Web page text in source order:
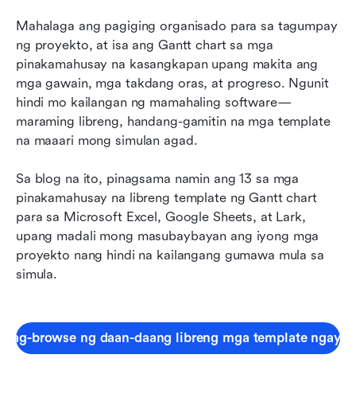
Mahalaga ang pagiging organisado para sa tagumpay
ng proyekto, at isa ang Gantt chart sa mga
pinakamahusay na kasangkapan upang makita ang
mga gawain, mga takdang oras, at progreso. Ngunit
hindi mo kailangan ng mamahaling software—
maraming libreng, handang-gamitin na mga template
na maaari mong simulan agad.
Sa blog na ito, pinagsama namin ang 13 sa mga
pinakamahusay na libreng template ng Gantt chart
para sa Microsoft Excel, Google Sheets, at Lark,
upang madali mong masubaybayan ang iyong mga
proyekto nang hindi na kailangang gumawa mula sa
simula.
Mag-browse ng daan-daang libreng mga template ngayon
para sa Lark Base
12. Template ng plano ng pagsasanay na Gantt
para sa Excel at Sheets
13. Template ng kalendaryo ng nilalaman para
sa Lark Base
sa iyong trabaho
Gumawa ng mga Gantt chart at pamahalaan
ang mga proyekto sa Lark
Huling mga saloobin tungkol sa mga template
ng Gantt chart